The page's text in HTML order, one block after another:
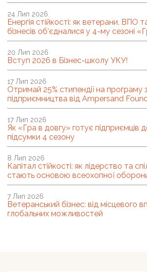
Енергія стійкості: як ветерани, ВПО
бізнесів об’єдналися у 4-му сезоні
24 Лип 2026
Вступ 2026 в Бізнес-школу УКУ!
20 Лип 2026
Отримай 25% стипендії на програму
підприємництва від Ampersand
17 Лип 2026
Як «Гра в довгу» готує підприємців
підсумки 4 сезону
17 Лип 2026
Капітал стійкості: як лідерство та
стають основою всеохопної
8 Лип 2026
Ветеранський бізнес: від місцевого
глобальних можливостей
7 Лип 2026